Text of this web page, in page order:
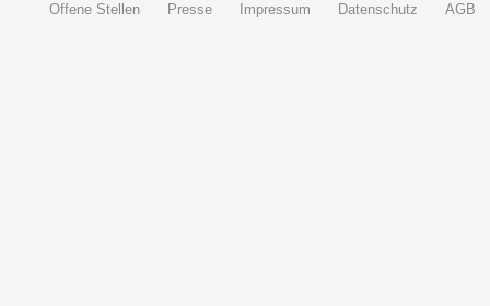
Offene Stellen Presse Impressum Datenschutz AGB